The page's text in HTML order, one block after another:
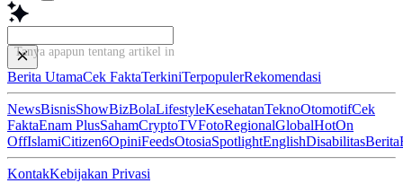
Tanya apapun tentang artikel ini.
Berita UtamaCek FaktaTerkiniTerpopulerRekomendasi
NewsBisnisShowBizBolaLifestyleKesehatanTeknoOtomotifCek
FaktaEnam PlusSahamCryptoTVFotoRegionalGlobalHotOn
OffIslamiCitizen6OpiniFeedsOtosiaSpotlightEnglishDisabilitasBerita
KontakKebijakan Privasi